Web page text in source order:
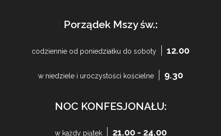
Porządek Mszy św.:
codziennie od poniedziałku do soboty 12.00
w niedziele i uroczystości kościelne 9.30
NOC KONFESJONAŁU:
w każdy piątek 21.00 - 24.00